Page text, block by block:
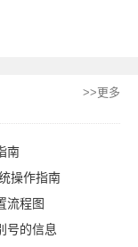
南
操作指南
流程图
号的信息
>>更多